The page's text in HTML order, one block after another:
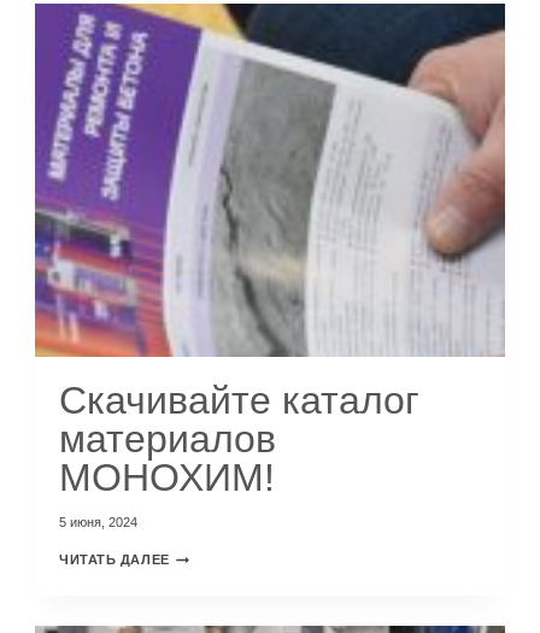
Скачивайте каталог
материалов
МОНОХИМ!
5 июня, 2024
ЧИТАТЬ ДАЛЕЕ